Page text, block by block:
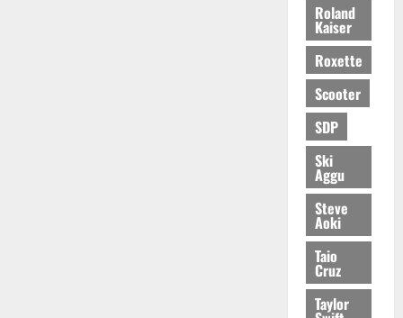
Roland
Kaiser
Roxette
Scooter
SDP
Ski
Aggu
Steve
Aoki
Taio
Cruz
Taylor